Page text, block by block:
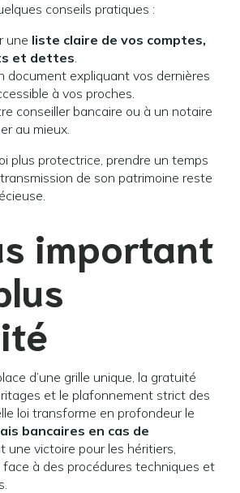
conseils pratiques :
une liste claire de vos comptes,
et dettes.
document expliquant vos dernières
à vos proches.
conseiller bancaire ou à un notaire
au mieux.
plus protectrice, prendre un temps
de son patrimoine reste
important
d’une grille unique, la gratuité
et le plafonnement strict des
loi transforme en profondeur le
bancaires en cas de
une victoire pour les héritiers,
à des procédures techniques et